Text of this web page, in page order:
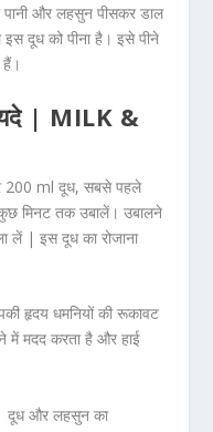
और लहसुन पीसकर डाल
दूध को पीना है। इसे पीने
| MILK &
200 ml दूध, सबसे पहले
मिनट तक उबालें। उबालने
लें | इस दूध का रोजाना
हृदय धमनियों की रूकावट
में मदद करता है और हाई
दूध और लहसुन का